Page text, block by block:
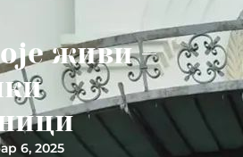
живи –
6, 2025